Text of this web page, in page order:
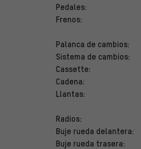
Pedales:
Frenos:
Palanca de cambios:
Sistema de cambios:
Cassette:
Cadena:
Llantas:
Radios:
Buje rueda delantera:
Buje rueda trasera: